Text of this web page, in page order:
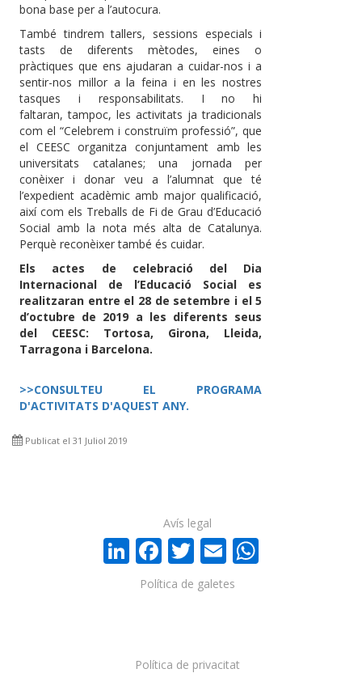
bona base per a l’autocura.
També tindrem tallers, sessions especials i
tasts de diferents mètodes, eines o
pràctiques que ens ajudaran a cuidar-nos i a
sentir-nos millor a la feina i en les nostres
tasques i responsabilitats. I no hi
faltaran, tampoc, les activitats ja tradicionals
com el “Celebrem i construïm professió”, que
el CEESC organitza conjuntament amb les
universitats catalanes; una jornada per
conèixer i donar veu a l’alumnat que té
l’expedient acadèmic amb major qualificació,
així com els Treballs de Fi de Grau d’Educació
Social amb la nota més alta de Catalunya.
Perquè reconèixer també és cuidar.
Els actes de celebració del Dia
Internacional de l’Educació Social es
realitzaran entre el 28 de setembre i el 5
d’octubre de 2019 a les diferents seus
del CEESC: Tortosa, Girona, Lleida,
Tarragona i Barcelona.
>>CONSULTEU EL PROGRAMA
D'ACTIVITATS D'AQUEST ANY.
Publicat el 31 Juliol 2019
LinkedIn
Facebook
Twitter
Email
Política de privacitat
Política de galetes
Avís legal